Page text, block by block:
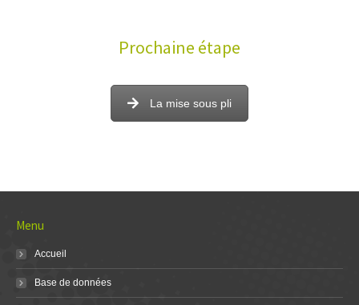
Prochaine étape
La mise sous pli
Menu
Accueil
Base de données